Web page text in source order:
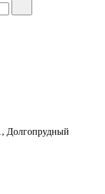
Долгопрудный